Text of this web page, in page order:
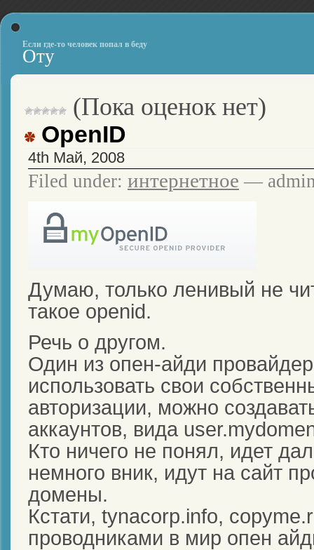
Если где-то человек попал в беду
Оту
(Пока оценок нет)
OpenID
4th Май, 2008
Filed under: интернетное —
Думаю, только ленивый не
такое openid.
Речь о другом.
Один из опен-айди
использовать свои
авторизации, можно
аккаунтов, вида
Кто ничего не понял, идет
немного вник, идут на сайт
домены.
Кстати, tynacorp.info,
проводниками в мир опен